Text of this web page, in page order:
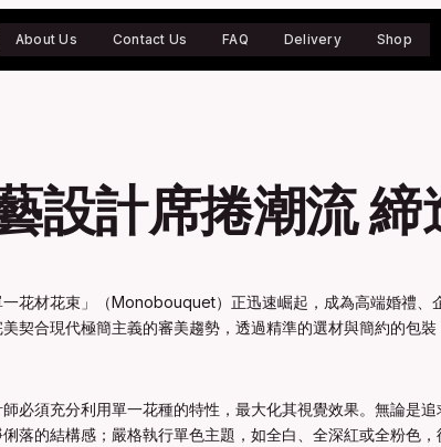
About Us Contact Us FAQ Delivery Shop
設計席捲潮流
花材花束」（Monobouquet）正迅速崛起，成為高端婚禮
契合現代極簡主義的審美趨勢，透過精準的選材與簡約的包裝
必須充分利用單一花種的特性，最大化其視覺效果。無論是
落的結構感；嚴格執行單色主題，如全白、全深紅或全粉色